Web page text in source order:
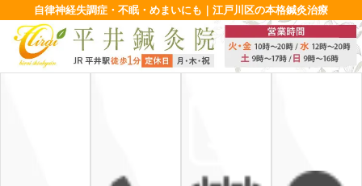
自律神経失調症・不眠・めまいにも｜江戸川区の本格鍼灸治療